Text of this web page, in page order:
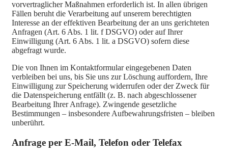
vorvertraglicher Maßnahmen erforderlich ist. In allen übrigen
Fällen beruht die Verarbeitung auf unserem berechtigten
Interesse an der effektiven Bearbeitung der an uns gerichteten
Anfragen (Art. 6 Abs. 1 lit. f DSGVO) oder auf Ihrer
Einwilligung (Art. 6 Abs. 1 lit. a DSGVO) sofern diese
abgefragt wurde.
Die von Ihnen im Kontaktformular eingegebenen Daten
verbleiben bei uns, bis Sie uns zur Löschung auffordern, Ihre
Einwilligung zur Speicherung widerrufen oder der Zweck für
die Datenspeicherung entfällt (z. B. nach abgeschlossener
Bearbeitung Ihrer Anfrage). Zwingende gesetzliche
Bestimmungen – insbesondere Aufbewahrungsfristen – bleiben
unberührt.
Anfrage per E-Mail, Telefon oder Telefax